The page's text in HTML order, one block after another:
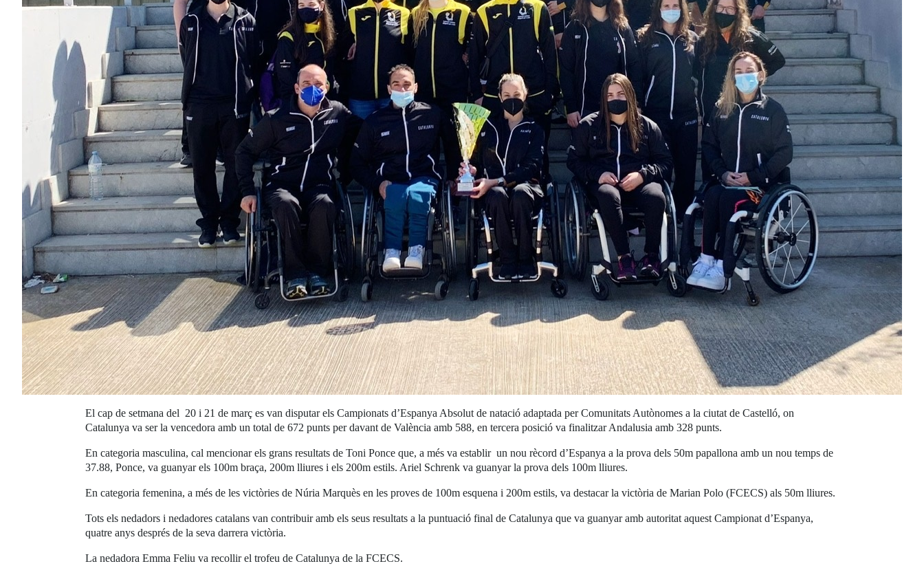
El cap de setmana del 20 i 21 de març es van disputar els Campionats d’Espanya Absolut de natació adaptada per Comunitats Autònomes a la ciutat de Castelló, on
Catalunya va ser la vencedora amb un total de 672 punts per davant de València amb 588, en tercera posició va finalitzar Andalusia amb 328 punts.
En categoria masculina, cal mencionar els grans resultats de Toni Ponce que, a més va establir un nou rècord d’Espanya a la prova dels 50m papallona amb un nou temps de
37.88, Ponce, va guanyar els 100m braça, 200m lliures i els 200m estils. Ariel Schrenk va guanyar la prova dels 100m lliures.
En categoria femenina, a més de les victòries de Núria Marquès en les proves de 100m esquena i 200m estils, va destacar la victòria de Marian Polo (FCECS) als 50m lliures.
Tots els nedadors i nedadores catalans van contribuir amb els seus resultats a la puntuació final de Catalunya que va guanyar amb autoritat aquest Campionat d’Espanya,
quatre anys després de la seva darrera victòria.
La nedadora Emma Feliu va recollir el trofeu de Catalunya de la FCECS.